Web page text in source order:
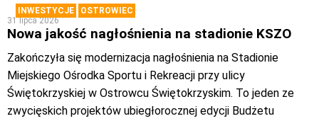
INWESTYCJE
OSTROWIEC
31 lipca 2026
Nowa jakość nagłośnienia na stadionie KSZO
Zakończyła się modernizacja nagłośnienia na Stadionie
Miejskiego Ośrodka Sportu i Rekreacji przy ulicy
Świętokrzyskiej w Ostrowcu Świętokrzyskim. To jeden ze
zwycięskich projektów ubiegłorocznej edycji Budżetu